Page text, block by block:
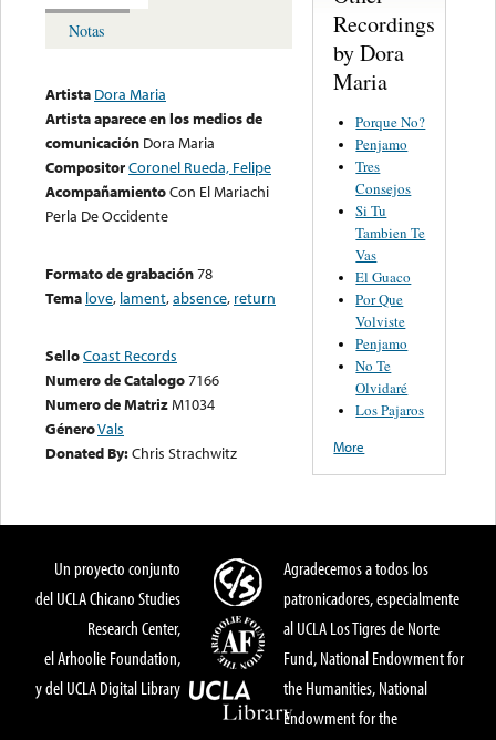
Notas
Artista Dora Maria
Artista aparece en los medios de
comunicación Dora Maria
CompositorCoronel Rueda, Felipe
AcompañamientoCon El Mariachi
Perla De Occidente
Formato de grabación78
Tema love, lament,absence, return
SelloCoast Records
Numero de Catalogo7166
Numero de MatrizM1034
GéneroVals
Donated By:Chris Strachwitz
Recordings
by Dora
Maria
Porque No?
Penjamo
Tres
Consejos
Si Tu
Tambien Te
Vas
El Guaco
Por Que
Volviste
Penjamo
No Te
Olvidaré
Los Pajaros
More
Un proyecto conjunto
del UCLA Chicano Studies
Research Center,
el Arhoolie Foundation,
y del UCLA Digital Library
Agradecemos a todos los
patronicadores, especialmente
al UCLA Los Tigres de Norte
Fund, National Endowment for
the Humanities, National
Endowment for the